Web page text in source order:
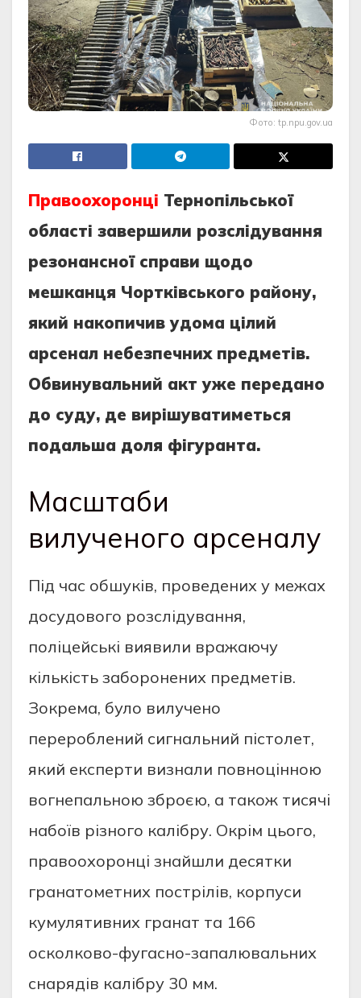
Фото: tp.npu.gov.ua
Правоохоронці Тернопільської
області завершили розслідування
резонансної справи щодо
мешканця Чортківського району,
який накопичив удома цілий
арсенал небезпечних предметів.
Обвинувальний акт уже передано
до суду, де вирішуватиметься
подальша доля фігуранта.
Масштаби
вилученого арсеналу
Під час обшуків, проведених у межах
досудового розслідування,
поліцейські виявили вражаючу
кількість заборонених предметів.
Зокрема, було вилучено
перероблений сигнальний пістолет,
який експерти визнали повноцінною
вогнепальною зброєю, а також тисячі
набоїв різного калібру. Окрім цього,
правоохоронці знайшли десятки
гранатометних пострілів, корпуси
кумулятивних гранат та 166
осколково-фугасно-запалювальних
снарядів калібру 30 мм.